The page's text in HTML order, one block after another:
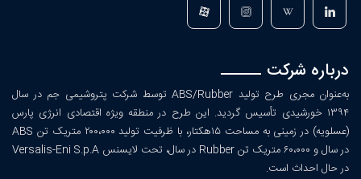
درباره شرکت
به‌عنوان مجری طرح تولید ABS/Rubber توسط شرکت پتروشیمی جم در سال
۱۳۹۴ خورشیدی تأسیس گردید. این طرح در منطقه ویژه اقتصادی انرژی پارس
(عسلویه) در زمینی به مساحت ۱۵هکتار، با ظرفیت تولید ۲۰۰،۰۰۰ متریک تن ABS
در سال و ۶۰،۰۰۰ متریک تن Rubber در سال، تحت لایسنس Versalis-Eni S.p.A
در حال احداث است.